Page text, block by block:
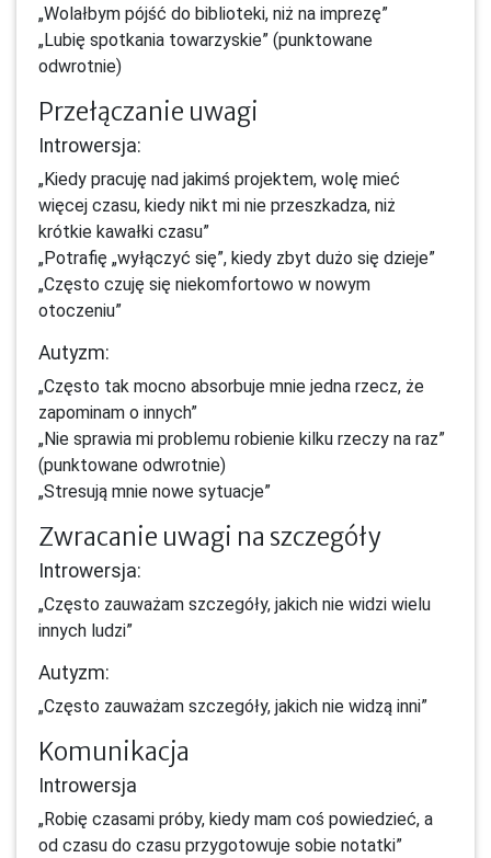
„Wolałbym pójść do biblioteki, niż na imprezę”
„Lubię spotkania towarzyskie” (punktowane
odwrotnie)
Przełączanie uwagi
Introwersja:
„Kiedy pracuję nad jakimś projektem, wolę mieć
więcej czasu, kiedy nikt mi nie przeszkadza, niż
krótkie kawałki czasu”
„Potrafię „wyłączyć się”, kiedy zbyt dużo się dzieje”
„Często czuję się niekomfortowo w nowym
otoczeniu”
Autyzm:
„Często tak mocno absorbuje mnie jedna rzecz, że
zapominam o innych”
„Nie sprawia mi problemu robienie kilku rzeczy na raz”
(punktowane odwrotnie)
„Stresują mnie nowe sytuacje”
Zwracanie uwagi na szczegóły
Introwersja:
„Często zauważam szczegóły, jakich nie widzi wielu
innych ludzi”
Autyzm:
„Często zauważam szczegóły, jakich nie widzą inni”
Komunikacja
Introwersja
„Robię czasami próby, kiedy mam coś powiedzieć, a
od czasu do czasu przygotowuje sobie notatki”